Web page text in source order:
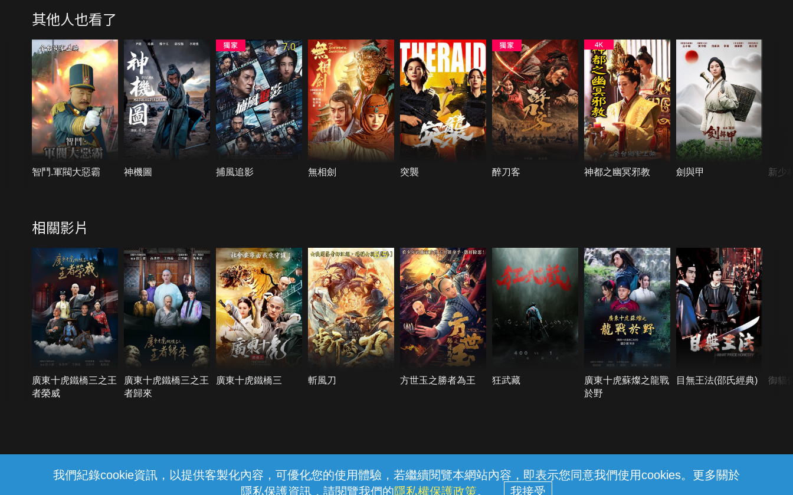
我們紀錄cookie資訊，以提供客製化內容，可優化您的使用體驗，若繼續閱覽本網站內容，即表示您同意我們使用cookies。更多關於
隱私保護資訊，請閱覽我們的隱私權保護政策。
其他人也看了
智鬥.軍閥大惡霸 神機圖
7.0
捕風追影 無相劍 突襲 醉刀客 神都之幽冥邪教 劍與甲 新少
相關影片
廣東十虎鐵橋三之王
者榮威
廣東十虎鐵橋三之王
者歸來
廣東十虎鐵橋三
6.5
斬風刀 方世玉之勝者為王 狂武藏
廣東十虎蘇燦之龍戰
於野
目無王法(邵氏經典) 御貓
線上客服 服務條款 隱私權保護